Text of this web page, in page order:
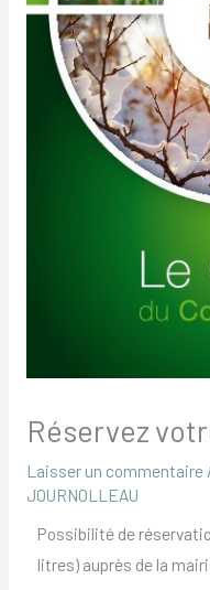
Réservez
Laisser un commentaire
JOURNOLLEAU
Possibilité de
litres) auprès de la